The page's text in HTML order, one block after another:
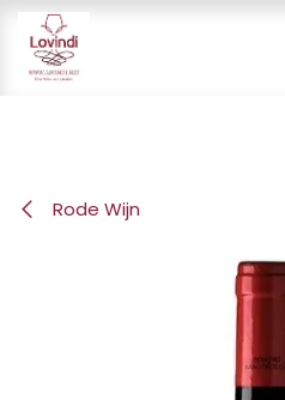
Overslaan naar inhoud
Rode Wijn